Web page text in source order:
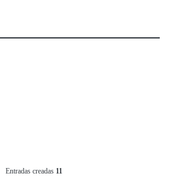
Entradas creadas 11